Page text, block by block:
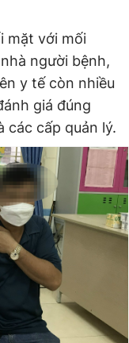
mặt với mối
người bệnh,
y tế còn nhiều
giá đúng
các cấp quản lý.